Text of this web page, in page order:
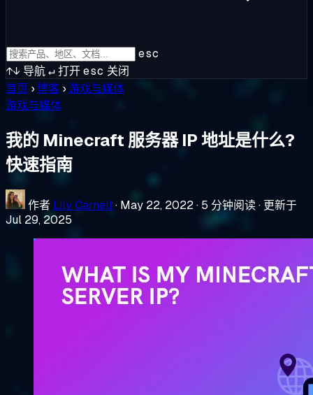
esc
↑↓ 导航↵打开esc 关闭
首页 ›博客 ›游戏与媒体
游戏与媒体
我的 Minecraft 服务器 IP 地址是什么?
快速指南
作者 Lily Carnell· May 22, 2022· 5 分钟阅读· 更新于
Jul 29, 2025